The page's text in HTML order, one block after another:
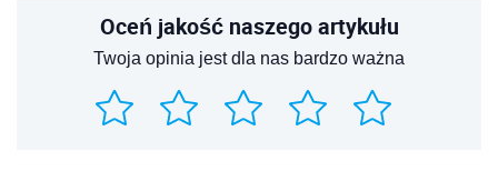
Oceń jakość naszego artykułu
Twoja opinia jest dla nas bardzo ważna